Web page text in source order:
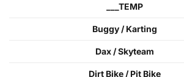
___TEMP
Buggy / Karting
Dax / Skyteam
Dirt Bike / Pit Bike